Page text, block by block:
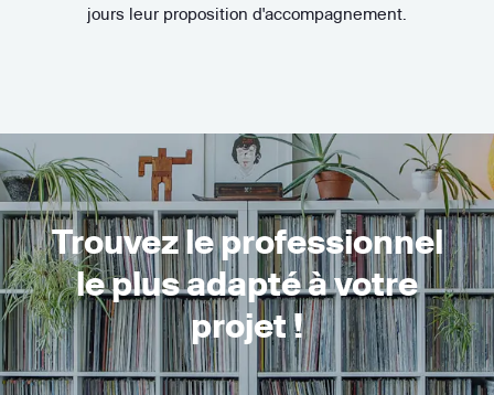
jours leur proposition d'accompagnement.
Trouvez le professionnel
le plus adapté à votre
projet !